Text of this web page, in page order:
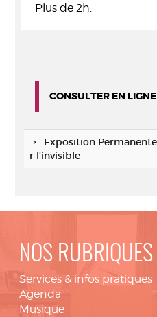
Plus de 2h.
CONSULTER EN LIGNE
Exposition
r l'invisible
NOS RUBRIQUES
Services & infos pratiques
Agenda
Musique